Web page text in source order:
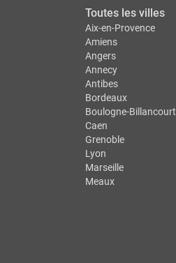
Toutes les villes
Aix-en-Provence
Amiens
Angers
Annecy
Antibes
Bordeaux
Boulogne-Billancourt
Caen
Grenoble
Lyon
Marseille
Meaux